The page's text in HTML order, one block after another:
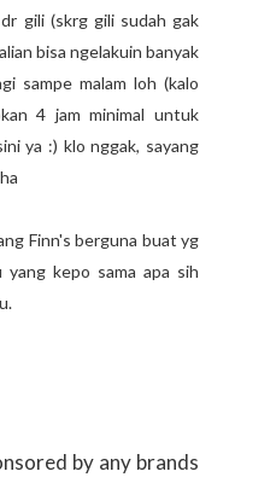
gili (skrg gili sudah gak
bisa ngelakuin banyak
sampe malam loh (kalo
4 jam minimal untuk
ya :) klo nggak, sayang
Finn's berguna buat yg
kepo sama apa sih
by any brands